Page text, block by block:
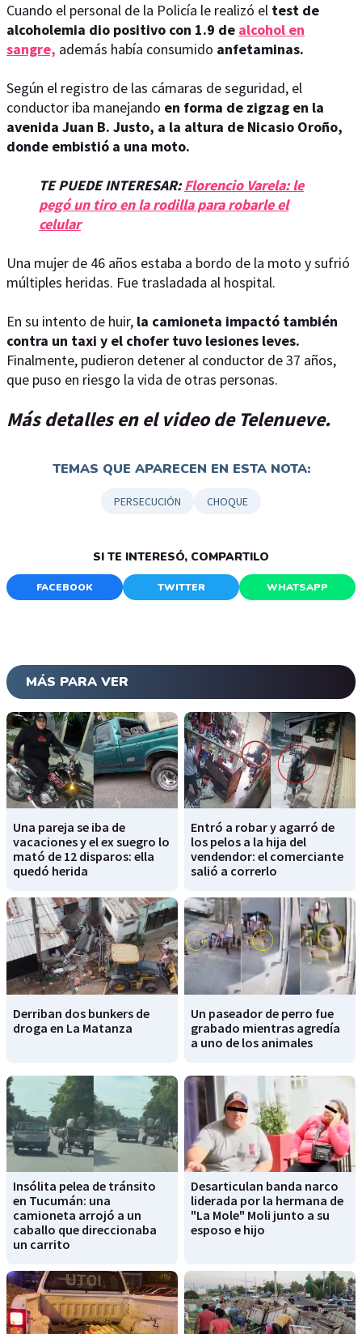
Cuando el personal de la Policía le realizó el test de
alcoholemia dio positivo con 1.9 de alcohol en
sangre, además había consumido anfetaminas.
Según el registro de las cámaras de seguridad, el
conductor iba manejando en forma de zigzag en la
avenida Juan B. Justo, a la altura de Nicasio Oroño,
donde embistió a una moto.
TE PUEDE INTERESAR:Florencio Varela: le
pegó un tiro en la rodilla para robarle el
celular
Una mujer de 46 años estaba a bordo de la moto y sufrió
múltiples heridas. Fue trasladada al hospital.
En su intento de huir, la camioneta impactó también
contra un taxi y el chofer tuvo lesiones leves.
Finalmente, pudieron detener al conductor de 37 años,
que puso en riesgo la vida de otras personas.
Más detalles en el video de Telenueve.
TEMAS QUE APARECEN EN ESTA NOTA:
PERSECUCIÓN CHOQUE
SI TE INTERESÓ, COMPARTILO
FACEBOOK TWITTER WHATSAPP
MÁS PARA VER
Una pareja se iba de
vacaciones y el ex suegro lo
mató de 12 disparos: ella
quedó herida
Entró a robar y agarró de
los pelos a la hija del
vendendor: el comerciante
salió a correrlo
Derriban dos bunkers de
droga en La Matanza
Un paseador de perro fue
grabado mientras agredía
a uno de los animales
Insólita pelea de tránsito
en Tucumán: una
camioneta arrojó a un
caballo que direccionaba
un carrito
Desarticulan banda narco
liderada por la hermana de
"La Mole" Moli junto a su
esposo e hijo